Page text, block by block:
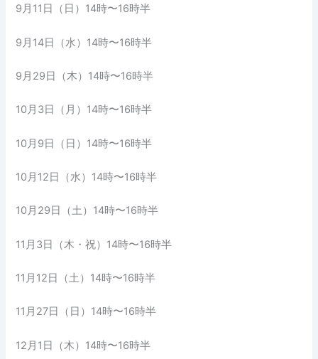
9月11日（日）14時〜16時半
9月14日（水）14時〜16時半
9月29日（木）14時〜16時半
10月3日（月）14時〜16時半
10月9日（日）14時〜16時半
10月12日（水）14時〜16時半
10月29日（土）14時〜16時半
11月3日（木・祝）14時〜16時半
11月12日（土）14時〜16時半
11月27日（日）14時〜16時半
12月1日（木）14時〜16時半